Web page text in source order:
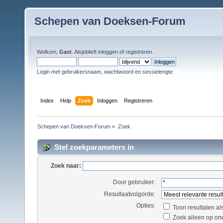
Schepen van Doeksen-Forum
Welkom, Gast . Alsjeblieft inloggen of registreren
Login met gebruikersnaam, wachtwoord en sessielengte
Index Help Zoek Inloggen Registreren
Schepen van Doeksen-Forum » Zoek
Stel zoekparameters in
Zoek naar:
Door gebruiker:
Resultaatvolgorde:
Opties:
Toon resultaten
Zoek alleen op